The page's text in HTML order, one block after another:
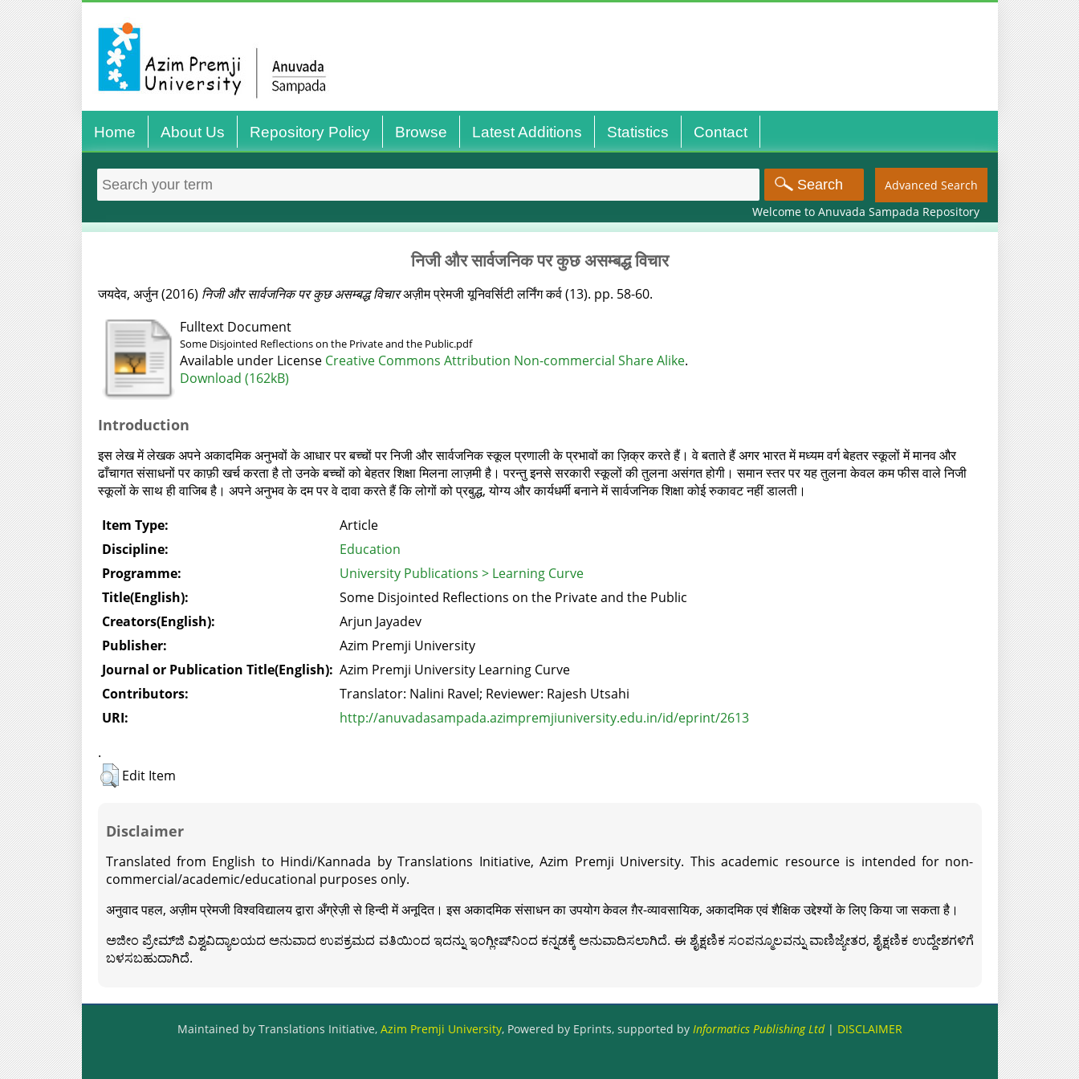
Home About Us Repository Policy Browse Latest Additions Statistics Contact
Advanced Search
Welcome to Anuvada Sampada Repository
निजी और सार्वजनिक पर कुछ असम्‍बद्ध विचार
जयदेव, अर्जुन(2016) निजी और सार्वजनिक पर कुछ असम्‍बद्ध विचारअज़ीम प्रेमजी यूनिवर्सिटी लर्निंग कर्व (13). pp. 58-60.
Fulltext Document
Some Disjointed Reflections on the Private and the Public.pdf
Available under License Creative Commons Attribution Non-commercial Share Alike.
Download (162kB)
Introduction
इस लेख में लेखक अपने अकादमिक अनुभवों के आधार पर बच्चों पर निजी और सार्वजनिक स्कूल प्रणाली के प्रभावों का ज़िक्र करते हैं। वे बताते हैं अगर भारत में मध्यम वर्ग बेहतर स्कूलों में मानव और
ढाँचागत संसाधनों पर काफ़ी खर्च करता है तो उनके बच्चों को बेहतर शिक्षा मिलना लाज़मी है। परन्तु इनसे सरकारी स्कूलों की तुलना असंगत होगी। समान स्तर पर यह तुलना केवल कम फीस वाले निजी
स्कूलों के साथ ही वाजिब है। अपने अनुभव के दम पर वे दावा करते हैं कि लोगों को प्रबुद्ध, योग्य और कार्यधर्मी बनाने में सार्वजनिक शिक्षा कोई रुकावट नहीं डालती।
Item Type:
Article
Discipline:
Education
Programme:
University Publications > Learning Curve
Title(English):
Some Disjointed Reflections on the Private and the Public
Creators(English):
Arjun Jayadev
Publisher:
Azim Premji University
Journal or Publication Title(English): Azim Premji University Learning Curve
Contributors:
Translator: Nalini Ravel; Reviewer: Rajesh Utsahi
URI:
http://anuvadasampada.azimpremjiuniversity.edu.in/id/eprint/2613
.
Edit Item
Disclaimer
Translated from English to Hindi/Kannada by Translations Initiative, Azim Premji University. This academic resource is intended for non-
commercial/academic/educational purposes only.
अनुवाद पहल, अज़ीम प्रेमजी विश्वविद्यालय द्वारा अँग्रेज़ी से हिन्दी में अनूदित। इस अकादमिक संसाधन का उपयोग केवल ग़ैर-व्यावसायिक, अकादमिक एवं शैक्षिक उद्देश्यों के लिए किया जा सकता है।
ಅಜೀಂ ಪ್ರೇಮ್‍ಜಿ ವಿಶ್ವವಿದ್ಯಾಲಯದ ಅನುವಾದ ಉಪಕ್ರಮದ ವತಿಯಿಂದ ಇದನ್ನು ಇಂಗ್ಲೀಷ್‍ನಿಂದ ಕನ್ನಡಕ್ಕೆ ಅನುವಾದಿಸಲಾಗಿದೆ. ಈ ಶೈಕ್ಷಣಿಕ ಸಂಪನ್ಮೂಲವನ್ನು ವಾಣಿಜ್ಯೇತರ, ಶೈಕ್ಷಣಿಕ ಉದ್ದೇಶಗಳಿಗೆ
ಬಳಸಬಹುದಾಗಿದೆ.
Maintained by Translations Initiative, Azim Premji University, Powered by Eprints, supported by Informatics Publishing Ltd| DISCLAIMER